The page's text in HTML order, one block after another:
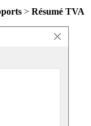
> Résumé TVA